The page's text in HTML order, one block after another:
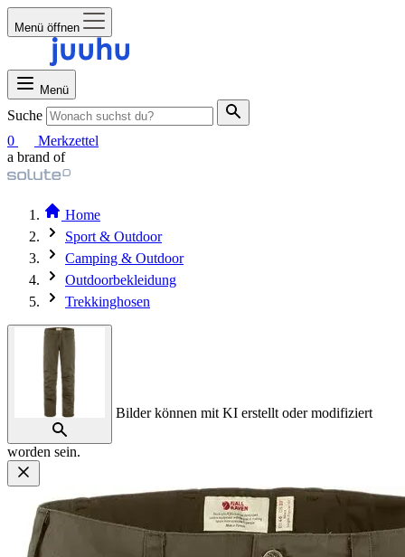
Menü öffnen
Menü
Suche
0
Merkzettel
a brand of
Home
Sport & Outdoor
Camping & Outdoor
Outdoorbekleidung
Trekkinghosen
Bilder können mit KI erstellt oder modifiziert
worden sein.